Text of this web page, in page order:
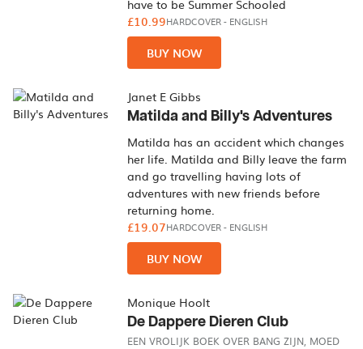
have to be Summer Schooled
£10.99HARDCOVER- ENGLISH
BUY NOW
Janet E Gibbs
Matilda and Billy's Adventures
Matilda has an accident which changes
her life. Matilda and Billy leave the farm
and go travelling having lots of
adventures with new friends before
returning home.
£19.07HARDCOVER- ENGLISH
BUY NOW
Monique Hoolt
De Dappere Dieren Club
EEN VROLIJK BOEK OVER BANG ZIJN, MOED